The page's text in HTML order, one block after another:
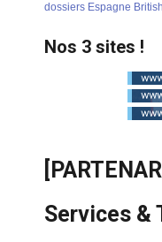
dossiers Espagne British
Nos 3 sites !
Services &